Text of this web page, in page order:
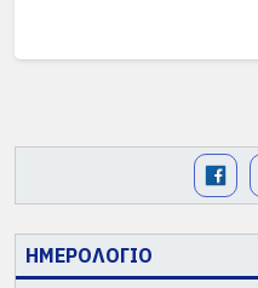
ΗΜΕΡΟΛΟΓΙΟ